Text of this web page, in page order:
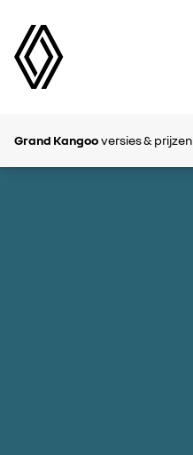
Grand Kangooversies & prijzen